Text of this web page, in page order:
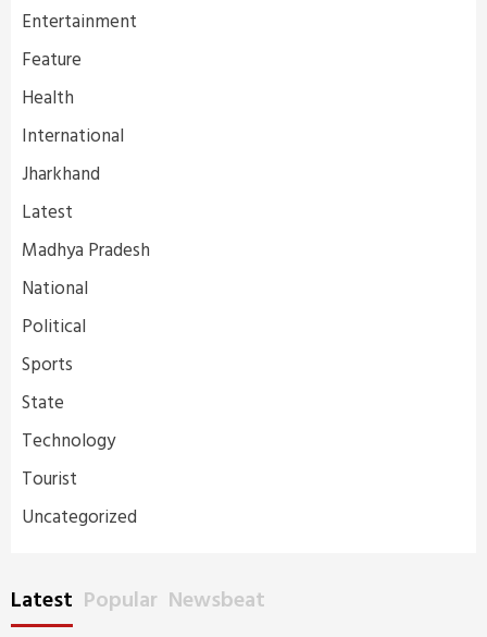
Entertainment
Feature
Health
International
Jharkhand
Latest
Madhya Pradesh
National
Political
Sports
State
Technology
Tourist
Uncategorized
Latest Popular Newsbeat